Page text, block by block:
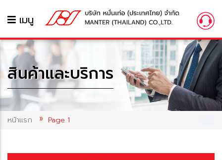
เมนู
สินค้าและบริการ
หน้าแรก Page 1